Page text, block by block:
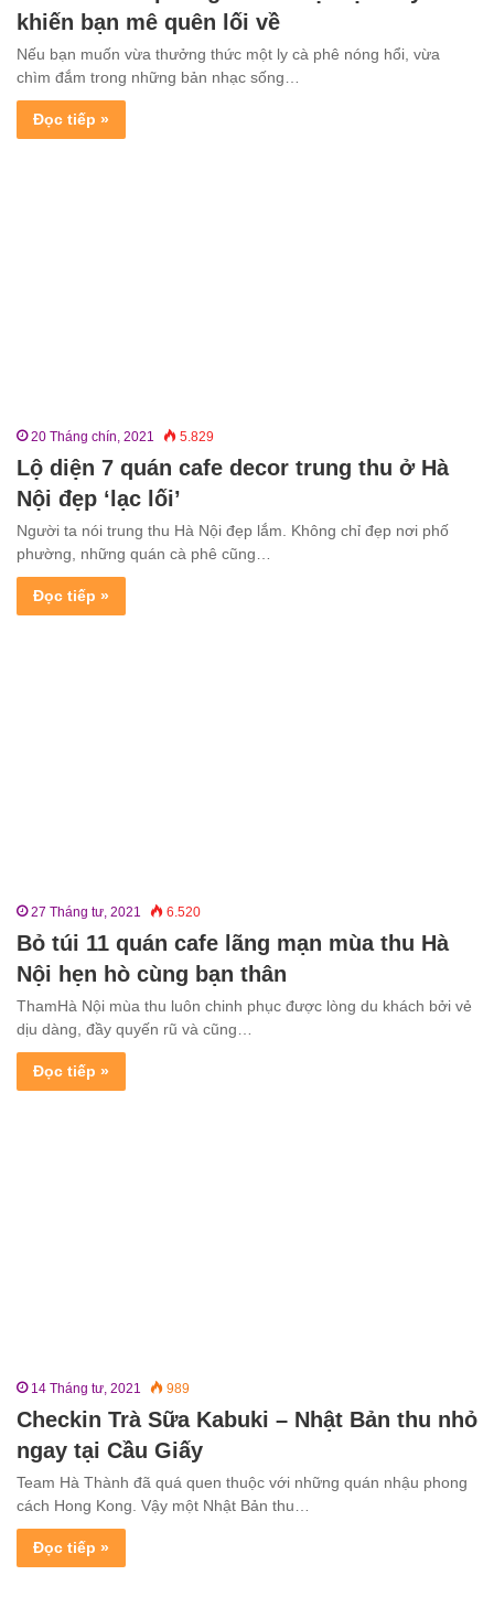
khiến bạn mê quên lối về
Nếu bạn muốn vừa thưởng thức một ly cà phê nóng hổi, vừa
chìm đắm trong những bản nhạc sống…
Đọc tiếp »
20 Tháng chín, 2021 5.829
Lộ diện 7 quán cafe decor trung thu ở Hà
Nội đẹp ‘lạc lối’
Người ta nói trung thu Hà Nội đẹp lắm. Không chỉ đẹp nơi phố
phường, những quán cà phê cũng…
Đọc tiếp »
27 Tháng tư, 2021 6.520
Bỏ túi 11 quán cafe lãng mạn mùa thu Hà
Nội hẹn hò cùng bạn thân
ThamHà Nội mùa thu luôn chinh phục được lòng du khách bởi vẻ
dịu dàng, đầy quyến rũ và cũng…
Đọc tiếp »
14 Tháng tư, 2021 989
Checkin Trà Sữa Kabuki – Nhật Bản thu nhỏ
ngay tại Cầu Giấy
Team Hà Thành đã quá quen thuộc với những quán nhậu phong
cách Hong Kong. Vậy một Nhật Bản thu…
Đọc tiếp »